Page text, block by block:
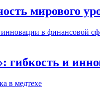
мирового
гибкость и